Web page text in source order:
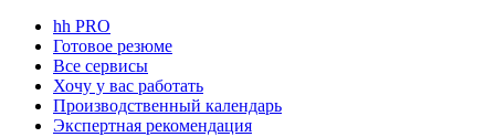
hh PRO
Готовое резюме
Все сервисы
Хочу у вас работать
Производственный календарь
Экспертная рекомендация